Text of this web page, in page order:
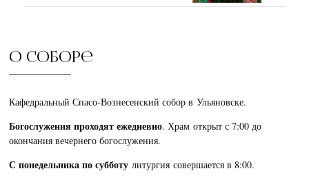
О соборе
Кафедральный Спасо-Вознесенский собор в Ульяновске.
Богослужения проходят ежедневно. Храм открыт с 7:00 до
окончания вечернего богослужения.
С понедельника по субботулитургия совершается в 8:00.